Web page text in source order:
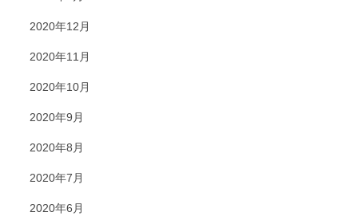
2020年12月
2020年11月
2020年10月
2020年9月
2020年8月
2020年7月
2020年6月